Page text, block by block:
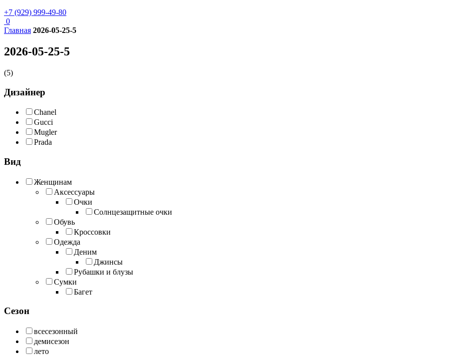
+7 (929) 999-49-80
0
Главная 2026-05-25-5
2026-05-25-5
(5)
Дизайнер
Chanel
Gucci
Mugler
Prada
Вид
Женщинам
Аксессуары
Очки
Солнцезащитные очки
Обувь
Кроссовки
Одежда
Деним
Джинсы
Рубашки и блузы
Сумки
Багет
Сезон
всесезонный
демисезон
лето